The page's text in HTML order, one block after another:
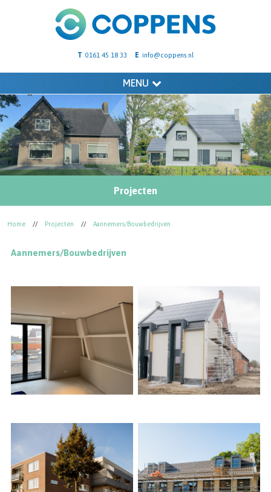
T 0161 45 18 33 E info@coppens.nl
MENU
Projecten
Home // Projecten // Aannemers/Bouwbedrijven
Aannemers/Bouwbedrijven